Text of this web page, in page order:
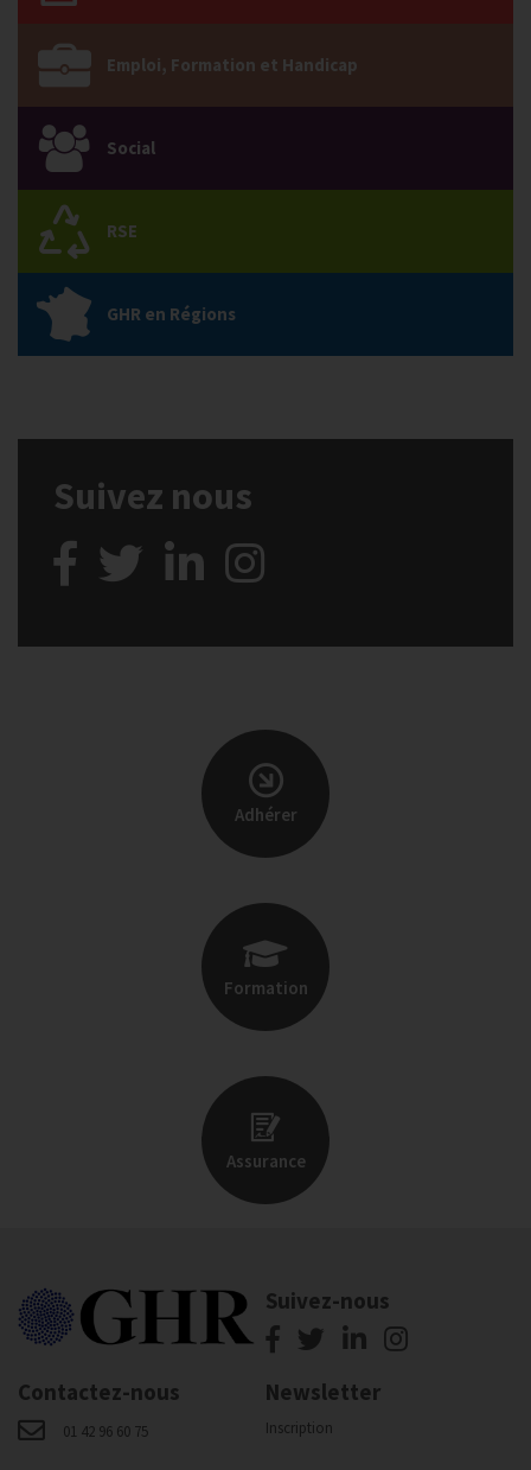
Emploi, Formation et Handicap
Social
RSE
GHR en Régions
Suivez nous
Adhérer
Formation
Assurance
Suivez-nous
Contactez-nous
01 42 96 60 75
Newsletter
Inscription